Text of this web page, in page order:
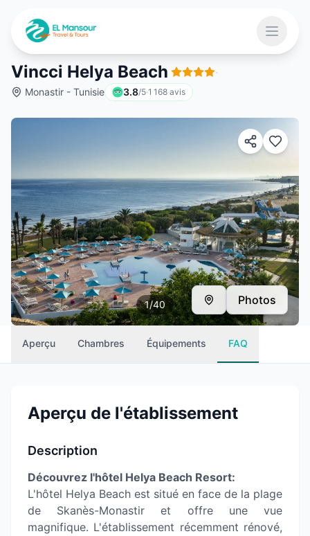
Ouvrir
Vincci Helya Beach ·
Monastir - Tunisie 3.8/5·1 168 avis
1/40 Photos
Aperçu Chambres Équipements FAQ
Aperçu de l'établissement
Description
Découvrez l'hôtel Helya Beach Resort:
L'hôtel Helya Beach est situé en face de la plage
de Skanès-Monastir et offre une vue
magnifique. L'établissement récemment rénové,